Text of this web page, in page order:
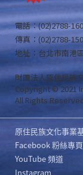
電話：(02)2788-
傳真：(02)2788-
地址：台北市南港
財團法人原住民族
Copyright © 2021
All Rights
原住民族文化事業
Facebook 粉絲專頁
YouTube 頻道
Instagram